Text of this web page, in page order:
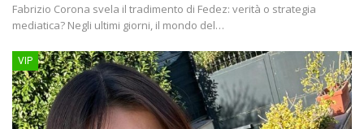
Fabrizio Corona svela il tradimento di Fedez: verità o strategia
mediatica? Negli ultimi giorni, il mondo del…
VIP